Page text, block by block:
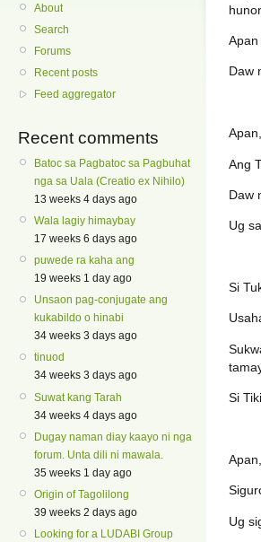
About
Search
Forums
Recent posts
Feed aggregator
Recent comments
Batoc sa Pagbatoc sa Pagbuhat
nga sa Uala (Creatio ex Nihilo)
13 weeks 4 days ago
Wala lagiy himaybay
17 weeks 6 days ago
puwede ra kaha ang
19 weeks 1 day ago
Unsaon pag-conjugate ang
kukabildo o hinabi
34 weeks 3 days ago
tinuod
34 weeks 3 days ago
Suwat kang Tarah
34 weeks 4 days ago
Dugay naman diay kaayo ni nga
forum. Unta dili ni mawala.
35 weeks 1 day ago
Origin of Tagolilong
39 weeks 2 days ago
Looking for a LUDABI Group
Daw
Ang
Daw
Ug
Si
Si
Ug